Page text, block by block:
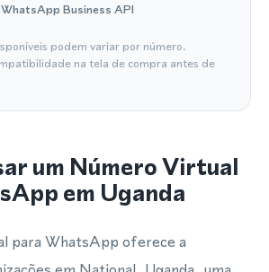
WhatsApp Business API
podem variar por número.
na tela de compra antes de
um Número Virtual
em Uganda
para WhatsApp oferece a